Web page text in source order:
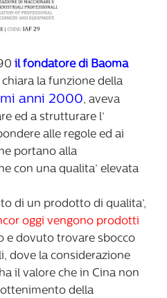
il fondatore di Baoma
chiara la funzione della
anni 2000, aveva
ed a strutturare l’
alle regole ed ai
portano alla
con una qualita’ elevata
di un prodotto di qualita’,
oggi vengono prodotti
e dovuto trovare sbocco
dove la considerazione
il valore che in Cina non
ottenimento della